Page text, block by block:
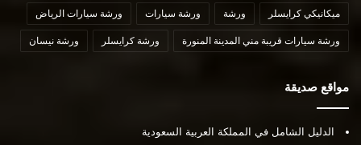
ميكانيكي كرايسلر ورشة ورشة سيارات ورشة سيارات الرياض
ورشة سيارات قريبة مني المدينة المنورة ورشة كرايسلر ورشة نيسان
مواقع صديقة
الدليل الشامل في المملكة العربية السعودية